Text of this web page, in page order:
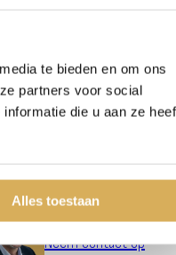
te bieden en om ons
partners voor social
die u aan ze
Alles toestaan
kachel of haard?
Kom langs in onze showroom
Afspraak maken
Meer weten over
Neem contact op